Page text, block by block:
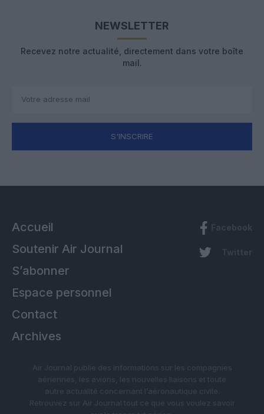
NEWSLETTER
Recevez notre actualité, directement dans votre boîte
mail.
S'INSCRIRE
Accueil
Soutenir Air Journal
S’abonner
Espace personnel
Contact
Archives